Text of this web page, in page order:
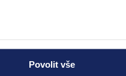
Povolit vše